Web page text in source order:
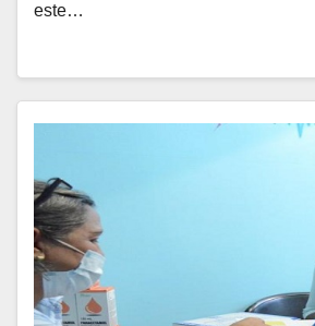
este…